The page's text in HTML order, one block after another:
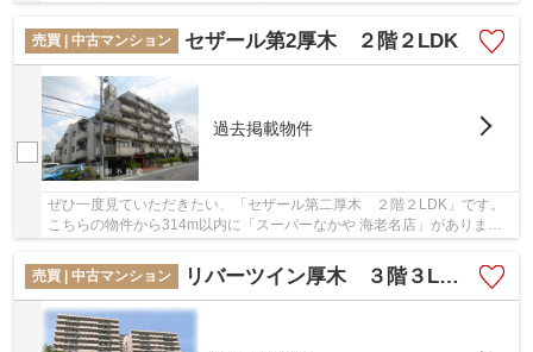
売買 | 中古マンション
セザール第2厚木 ２階２LDK
過去掲載物件
ぜひ一度見ていただきたい、「セザール第二厚木 ２階２LDK」です。
こちらの物件から314m以内に「スーパーなかや 海老名店」がありま
売買 | 中古マンション
リバーツイン厚木 ３階３LDKリフォーム済み【仲介手数料無料】